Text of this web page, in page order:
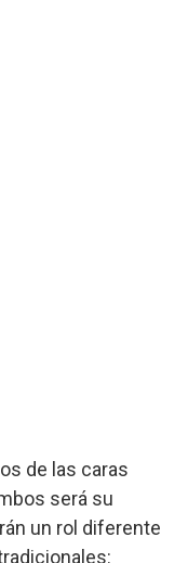
de las caras
será su
un rol diferente